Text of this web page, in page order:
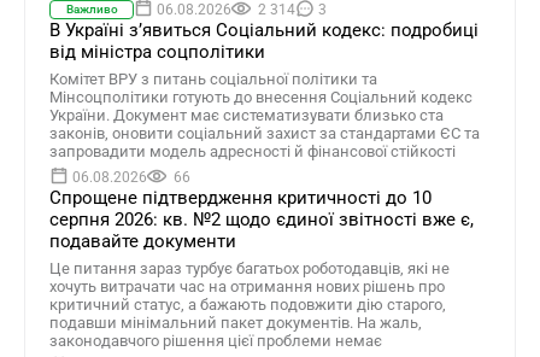
Важливо 06.08.2026 2 314 3
В Україні зʼявиться Соціальний кодекс: подробиці
від міністра соцполітики
Комітет ВРУ з питань соціальної політики та
Мінсоцполітики готують до внесення Соціальний кодекс
України. Документ має систематизувати близько ста
законів, оновити соціальний захист за стандартами ЄС та
запровадити модель адресності й фінансової стійкості
06.08.2026 66
Спрощене підтвердження критичності до 10
серпня 2026: кв. №2 щодо єдиної звітності вже є,
подавайте документи
Це питання зараз турбує багатьох роботодавців, які не
хочуть витрачати час на отримання нових рішень про
критичний статус, а бажають подовжити дію старого,
подавши мінімальний пакет документів. На жаль,
законодавчого рішення цієї проблеми немає